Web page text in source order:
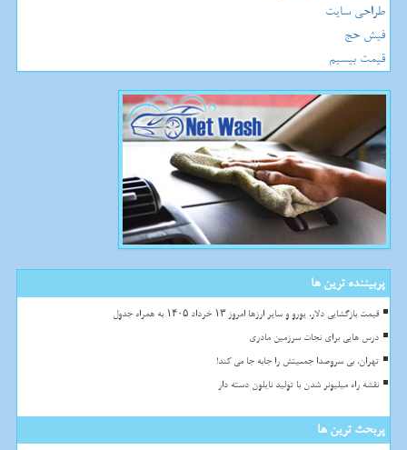
طراحی سایت
فیش حج
قیمت بیسیم
پربیننده ترین ها
قیمت بازگشایی دلار، یورو و سایر ارزها امروز ۱۳ خرداد ۱۴۰۵ به همراه جدول
درس هایی برای نجات سرزمین مادری
تهران، بی سروصدا جمعیتش را جابه جا می کند!
نقشه راه میلیونر شدن با تولید نایلون دسته دار
پربحث ترین ها